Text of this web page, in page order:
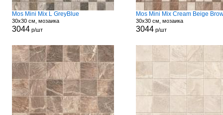
Mos Mini Mix L GreyBlue
30x30 см, мозаика
3044р/шт
Mos Mini Mix Cream Beige
30x30 см, мозаика
3044р/шт